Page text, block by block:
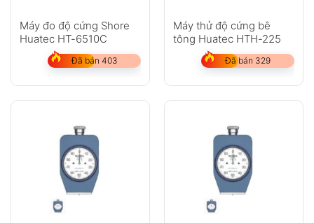
Máy đo độ cứng Shore
Huatec HT-6510C
Đã bán 403
Máy thử độ cứng bê
tông Huatec HTH-225
Đã bán 329